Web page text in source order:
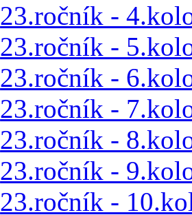
23.ročník -
23.ročník -
23.ročník -
23.ročník -
23.ročník -
23.ročník -
23.ročník -